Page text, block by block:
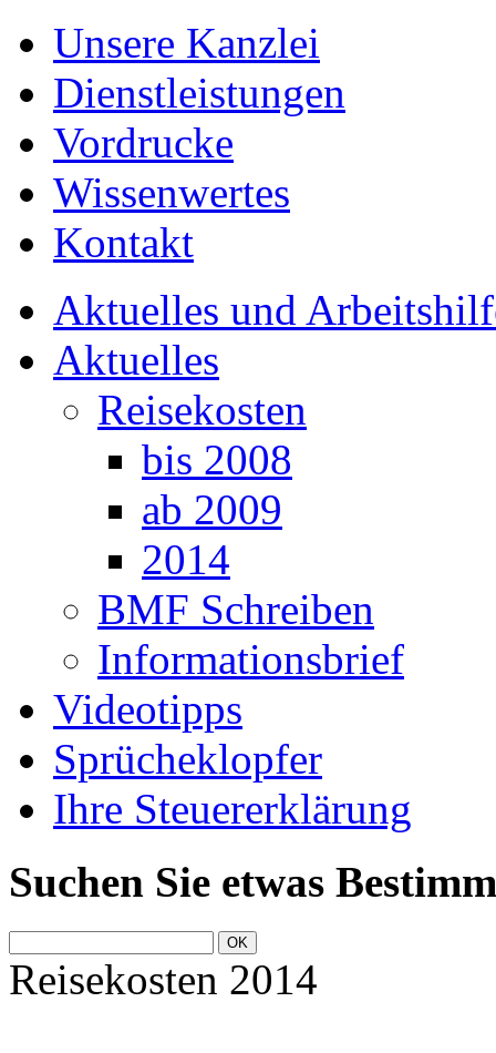
Unsere Kanzlei
Dienstleistungen
Vordrucke
Wissenwertes
Kontakt
Aktuelles und
Aktuelles
Reisekosten
bis 2008
ab 2009
2014
BMF Schreiben
Informationsbrief
Videotipps
Sprücheklopfer
Ihre Steuererklärung
Suchen Sie etwas
Reisekosten 2014